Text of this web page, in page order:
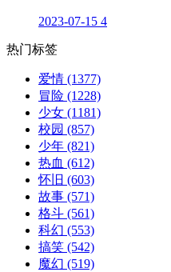
2023-07-15 4
热门标签
爱情 (1377)
冒险 (1228)
少女 (1181)
校园 (857)
少年 (821)
热血 (612)
怀旧 (603)
故事 (571)
格斗 (561)
科幻 (553)
搞笑 (542)
魔幻 (519)